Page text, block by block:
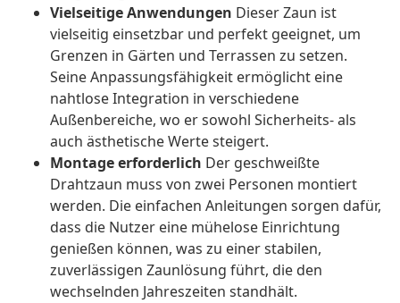
Vielseitige Anwendungen Dieser Zaun ist
vielseitig einsetzbar und perfekt geeignet, um
Grenzen in Gärten und Terrassen zu setzen.
Seine Anpassungsfähigkeit ermöglicht eine
nahtlose Integration in verschiedene
Außenbereiche, wo er sowohl Sicherheits- als
auch ästhetische Werte steigert.
Montage erforderlich Der geschweißte
Drahtzaun muss von zwei Personen montiert
werden. Die einfachen Anleitungen sorgen dafür,
dass die Nutzer eine mühelose Einrichtung
genießen können, was zu einer stabilen,
zuverlässigen Zaunlösung führt, die den
wechselnden Jahreszeiten standhält.